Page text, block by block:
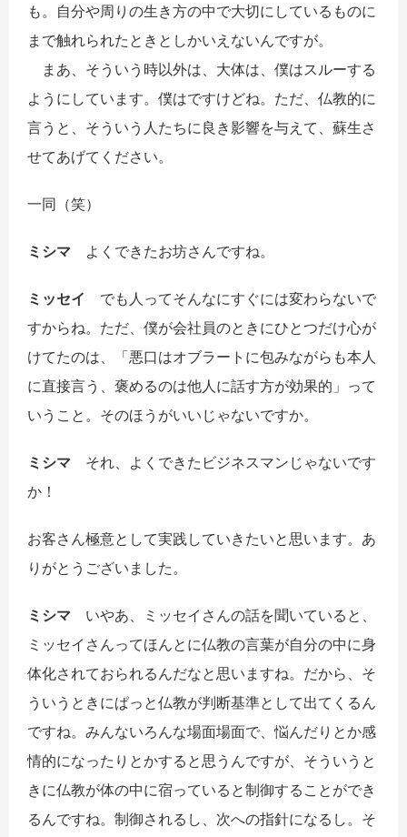
も。自分や周りの生き方の中で大切にしているものに
まで触れられたときとしかいえないんですが。
まあ、そういう時以外は、大体は、僕はスルーする
ようにしています。僕はですけどね。ただ、仏教的に
言うと、そういう人たちに良き影響を与えて、蘇生さ
せてあげてください。
一同 （笑）
ミシマ よくできたお坊さんですね。
ミッセイ でも人ってそんなにすぐには変わらないで
すからね。ただ、僕が会社員のときにひとつだけ心が
けてたのは、「悪口はオブラートに包みながらも本人
に直接言う、褒めるのは他人に話す方が効果的」って
いうこと。そのほうがいいじゃないですか。
ミシマ それ、よくできたビジネスマンじゃないです
か！
お客さん極意として実践していきたいと思います。あ
りがとうございました。
ミシマ いやあ、ミッセイさんの話を聞いていると、
ミッセイさんってほんとに仏教の言葉が自分の中に身
体化されておられるんだなと思いますね。だから、そ
ういうときにぱっと仏教が判断基準として出てくるん
ですね。みんないろんな場面場面で、悩んだりとか感
情的になったりとかすると思うんですが、そういうと
きに仏教が体の中に宿っていると制御することができ
るんですね。制御されるし、次への指針になるし。そ